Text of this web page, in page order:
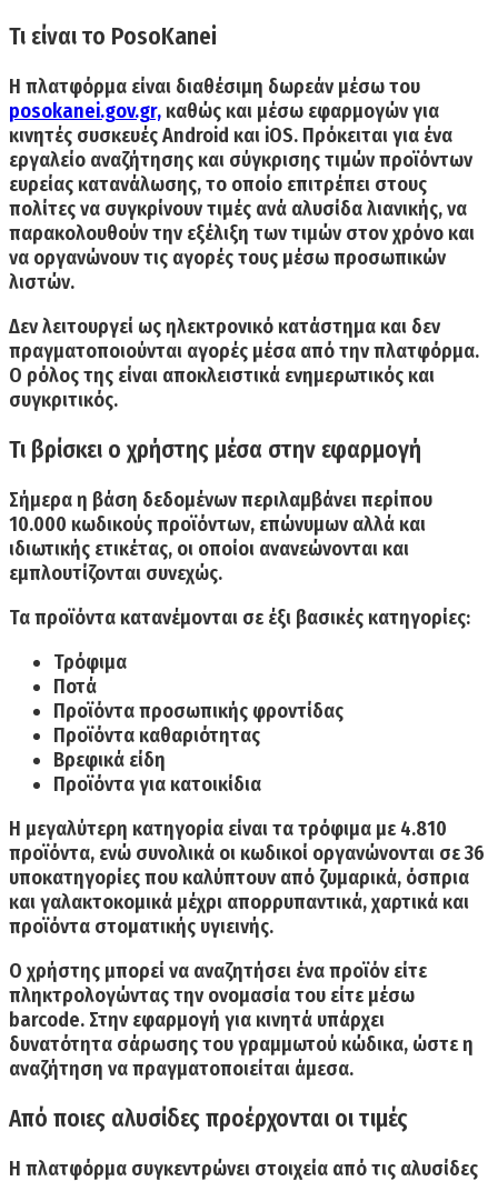
Τι είναι το PosoKanei
Η πλατφόρμα είναι διαθέσιμη δωρεάν μέσω του
posokanei.gov.gr,καθώς και μέσω εφαρμογών για
κινητές συσκευές Android και iOS. Πρόκειται για ένα
εργαλείο αναζήτησης και σύγκρισης τιμών προϊόντων
ευρείας κατανάλωσης, το οποίο επιτρέπει στους
πολίτες να συγκρίνουν τιμές ανά αλυσίδα λιανικής, να
παρακολουθούν την εξέλιξη των τιμών στον χρόνο και
να οργανώνουν τις αγορές τους μέσω προσωπικών
λιστών.
Δεν λειτουργεί ως ηλεκτρονικό κατάστημακαι δεν
πραγματοποιούνται αγορές μέσα από την πλατφόρμα.
Ο ρόλος της είναι αποκλειστικά ενημερωτικός και
συγκριτικός.
Τι βρίσκει ο χρήστης μέσα στην εφαρμογή
Σήμερα η βάση δεδομένων περιλαμβάνει περίπου
10.000 κωδικούς προϊόντων, επώνυμων αλλά και
ιδιωτικής ετικέτας, οι οποίοι ανανεώνονται και
εμπλουτίζονται συνεχώς.
Τα προϊόντα κατανέμονται σε έξι βασικές κατηγορίες:
Τρόφιμα
Ποτά
Προϊόντα προσωπικής φροντίδας
Προϊόντα καθαριότητας
Βρεφικά είδη
Προϊόντα για κατοικίδια
Η μεγαλύτερη κατηγορία είναι τα τρόφιμα με 4.810
προϊόντα, ενώ συνολικά οι κωδικοί οργανώνονται σε 36
υποκατηγορίες που καλύπτουν από ζυμαρικά, όσπρια
και γαλακτοκομικά μέχρι απορρυπαντικά, χαρτικά και
προϊόντα στοματικής υγιεινής.
Ο χρήστης μπορεί να αναζητήσει ένα προϊόν είτε
πληκτρολογώντας την ονομασία του είτε μέσω
barcode. Στην εφαρμογή για κινητά υπάρχει
δυνατότητα σάρωσης του γραμμωτού κώδικα, ώστε η
αναζήτηση να πραγματοποιείται άμεσα.
Από ποιες αλυσίδες προέρχονται οι τιμές
Η πλατφόρμα συγκεντρώνει στοιχεία από τις αλυσίδες